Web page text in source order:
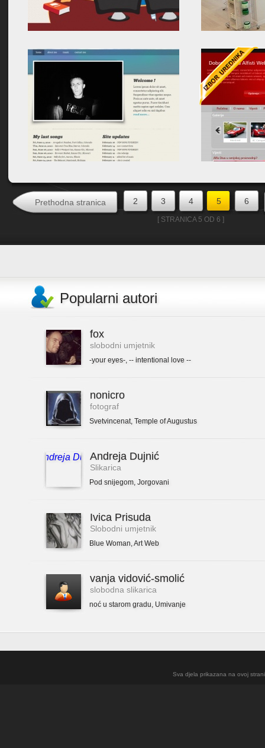
Prethodna stranica 2 3 4 5 6
[ STRANICA 5 OD 6 ]
Popularni autori
fox
slobodni umjetnik
-your eyes-, -- intentional love --
nonicro
fotograf
Svetvincenat, Temple of Augustus
Andreja Dujnić
Slikarica
Pod snijegom, Jorgovani
Ivica Prisuda
Slobodni umjetnik
Blue Woman,Art Web
vanja vidović-smolić
slobodna slikarica
noć u starom gradu, Umivanje
Sva djela prikazana na ovoj